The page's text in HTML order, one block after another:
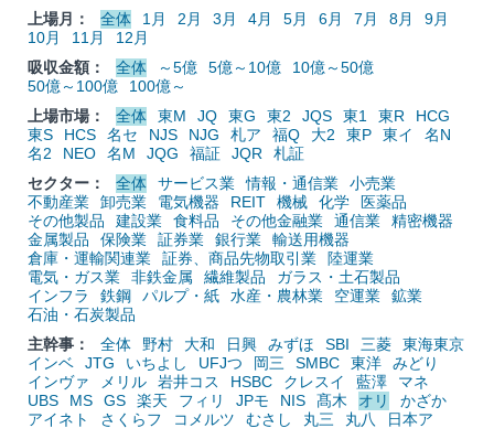
上場月：
全体 1月 2月 3月 4月 5月 6月 7月 8月
9月
10月
11月
12月
吸収金額：
全体 ～5億 5億～10億
10億～50億
50億～100億
100億～
上場市場：
全体 東M JQ 東G 東2 JQS 東1 東R
HCG
東S
HCS 名セ NJS NJG 札ア 福Q 大2 東P 東イ
名N
名2
NEO 名M JQG 福証 JQR
札証
セクター：
全体 サービス業 情報・通信業
小売業
不動産業
卸売業 電気機器 REIT 機械 化学
医薬品
その他製品
建設業 食料品 その他金融業 通信業
精密機器
金属製品
保険業 証券業 銀行業
輸送用機器
倉庫・運輸関連業
証券、商品先物取引業
陸運業
電気・ガス業
非鉄金属 繊維製品
ガラス・土石製品
インフラ
鉄鋼 パルプ・紙 水産・農林業 空運業
鉱業
石油・石炭製品
主幹事：
全体 野村 大和 日興 みずほ SBI 三菱
東海東京
インベ
JTG いちよし UFJつ 岡三 SMBC 東洋
みどり
インヴァ
メリル 岩井コス HSBC クレスイ 藍澤
マネ
UBS
MS GS 楽天 フィリ JPモ NIS 髙木 オリ
かざか
アイネト
さくらフ コメルツ むさし 丸三 丸八
日本ア